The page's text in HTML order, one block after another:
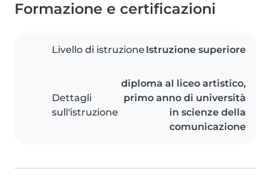
Formazione e certificazioni
Livello di istruzione Istruzione superiore
Dettagli
sull'istruzione
diploma al liceo artistico,
primo anno di università
in scienze della
comunicazione